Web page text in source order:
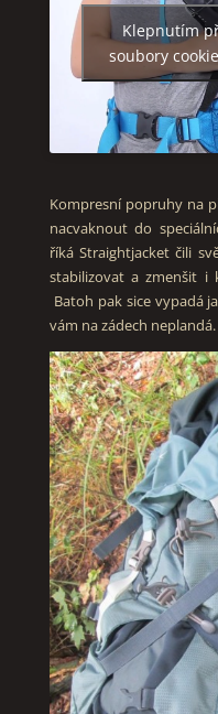
Klepnutím
soubory
Kompresní popruhy na
nacvaknout do
říká Straightjacket čili
stabilizovat a zmenšit i
Batoh pak sice vypadá
vám na zádech neplandá.